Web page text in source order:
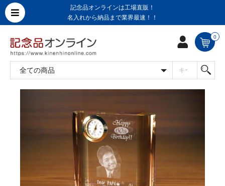
記念品オンラインは工場直販！
名入れから納品まで業界最速！！
0